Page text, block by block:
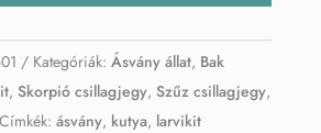
Kategóriák: Ásvány állat, Bak
, Skorpió csillagjegy, Szűz csillagjegy,
Címkék: ásvány, kutya, larvikit